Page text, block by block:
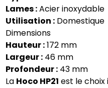
Lames :Acier inoxydable
Utilisation : Domestique
Dimensions
Hauteur :172 mm
Largeur : 46 mm
Profondeur : 43 mm
La Hoco HP21 est le choix